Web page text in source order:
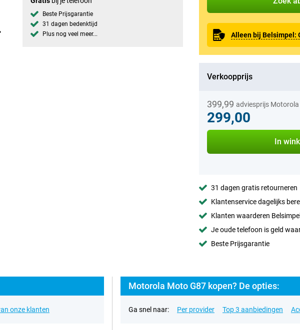
Beste Prijsgarantie
31 dagen bedenktijd
Plus nog veel meer...
Alleen bij Belsimpel:
Verkoopprijs
399,99 adviesprijs Motorola
299,00
In
31 dagen gratis retourneren
Klantenservice dagelijks
Klanten waarderen
Je oude telefoon is geld
Beste Prijsgarantie
onze klanten
Motorola Moto G87 kopen? De opties:
Ga snel naar: Per provider Top 3 aanbiedingen